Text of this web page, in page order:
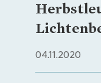
Mein Zuhause
Meine Stadt
04.11.2020